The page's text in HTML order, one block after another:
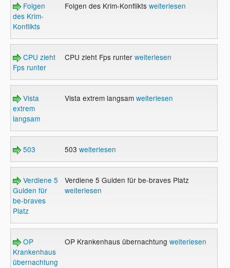
Folgen
des Krim-
Konflikts
Folgen des Krim-Konflikts weiterlesen
CPU zieht
Fps runter
CPU zieht Fps runter weiterlesen
Vista
extrem
langsam
Vista extrem langsam weiterlesen
503 503 weiterlesen
Verdiene 5
Gulden für
be-braves
Platz
Verdiene 5 Gulden für be-braves Platz
weiterlesen
OP
Krankenhaus
übernachtung
OP Krankenhaus übernachtung weiterlesen